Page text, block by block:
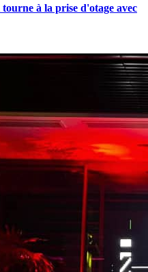
à la prise d'otage avec